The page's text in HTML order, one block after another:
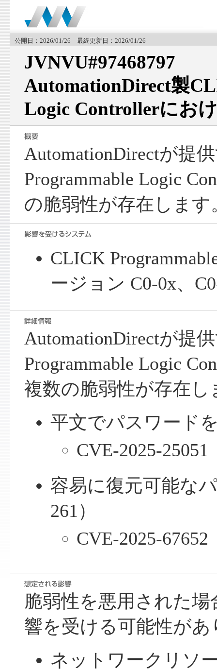
公開日：2026/01/26 最終更新日：2026/01/26
JVNVU#97468797
AutomationDirect製
Logic Controllerにお
AutomationDirectが提
Programmable Logic
の脆弱性が存在します
CLICK
ージョン C0-0x、
AutomationDirectが提
Programmable Logic
複数の脆弱性が存在し
平文でパスワード
CVE-2025-25051
容易に復元可能な
261）
CVE-2025-67652
脆弱性を悪用された
響を受ける可能性があ
ネットワークリソ